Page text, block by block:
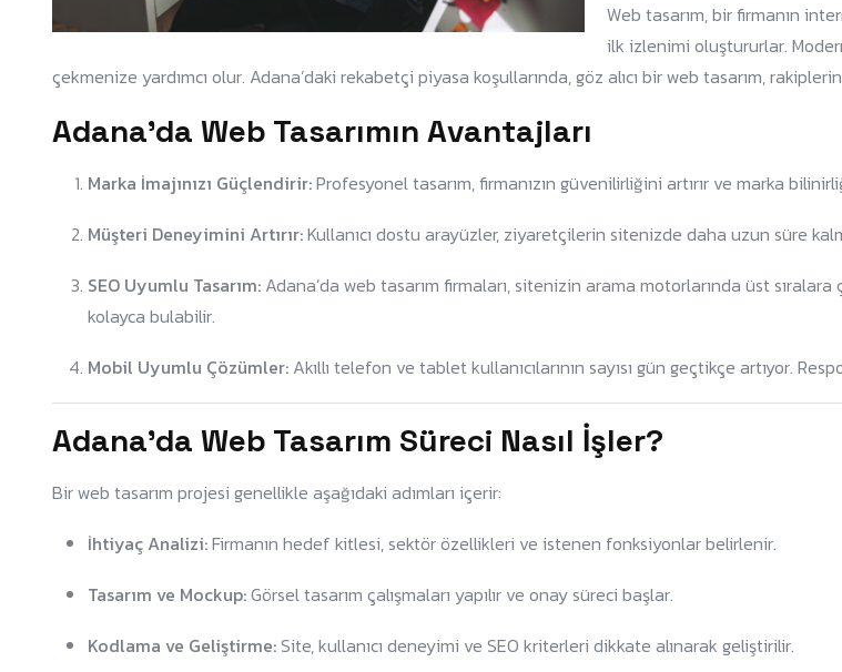
Web tasarım, bir firmanın
ilk izlenimi oluştururlar.
çekmenize yardımcı olur. Adana’daki rekabetçi piyasa koşullarında, göz alıcı bir web tasarım,
Adana’da Web Tasarımın Avantajları
Marka İmajınızı Güçlendirir:Profesyonel tasarım, firmanızın güvenilirliğini artırır ve marka
Müşteri Deneyimini Artırır:Kullanıcı dostu arayüzler, ziyaretçilerin sitenizde daha uzun süre
SEO Uyumlu Tasarım: Adana’da web tasarım firmaları, sitenizin arama motorlarında üst
kolayca bulabilir.
Mobil Uyumlu Çözümler: Akıllı telefon ve tablet kullanıcılarının sayısı gün geçtikçe artıyor.
Adana’da Web Tasarım Süreci Nasıl İşler?
Bir web tasarım projesi genellikle aşağıdaki adımları içerir:
İhtiyaç Analizi:Firmanın hedef kitlesi, sektör özellikleri ve istenen fonksiyonlar belirlenir.
Tasarım ve Mockup:Görsel tasarım çalışmaları yapılır ve onay süreci başlar.
Kodlama ve Geliştirme: Site, kullanıcı deneyimi ve SEO kriterleri dikkate alınarak geliştirilir.